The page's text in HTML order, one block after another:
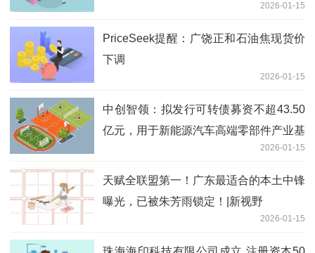
2026-01-15
PriceSeek提醒：广饶正和石油焦现货价
下调
2026-01-15
中创智领：拟发行可转债募资不超43.50
亿元，用于新能源汽车高端零部件产业基
2026-01-15
天赋全联盟第一！广东最适合的本土中锋
曝光，已被朱芳雨锁定！|新视野
2026-01-15